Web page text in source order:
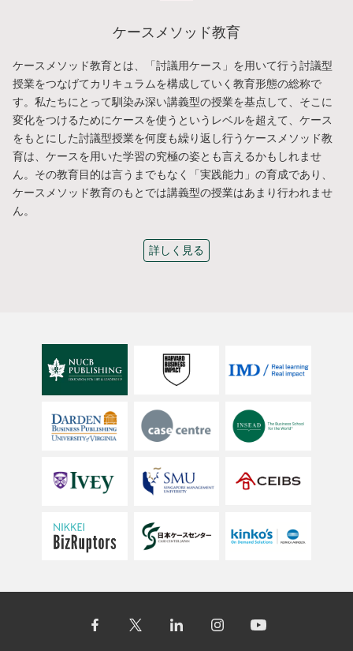
ケースメソッド教育
ケースメソッド教育とは、「討議用ケース」を用いて行う討議型
授業をつなげてカリキュラムを構成していく教育形態の総称で
す。私たちにとって馴染み深い講義型の授業を基点して、そこに
変化をつけるためにケースを使うというレベルを超えて、ケース
をもとにした討議型授業を何度も繰り返し行うケースメソッド教
育は、ケースを用いた学習の究極の姿とも言えるかもしれませ
ん。その教育目的は言うまでもなく「実践能力」の育成であり、
ケースメソッド教育のもとでは講義型の授業はあまり行われませ
ん。
詳しく見る